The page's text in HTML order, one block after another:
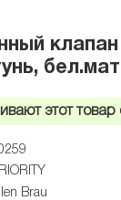
бел.мат
этот товар
Brau